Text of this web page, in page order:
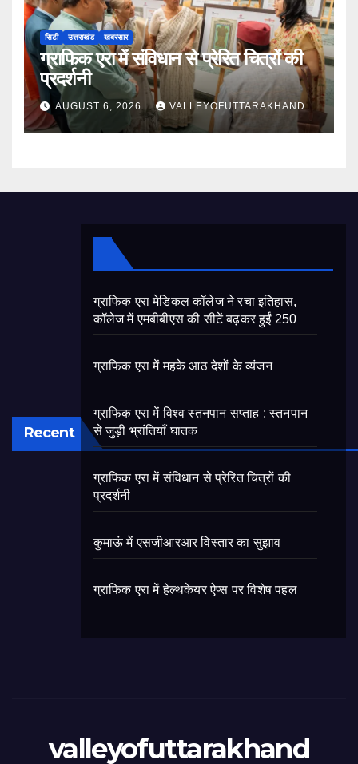
सिटी उत्तराखंड खबरसार
ग्राफिक एरा में संविधान से प्रेरित चित्रों की
प्रदर्शनी
AUGUST 6, 2026 VALLEYOFUTTARAKHAND
Recent
ग्राफिक एरा मेडिकल कॉलेज ने रचा इतिहास,
कॉलेज में एमबीबीएस की सीटें बढ़कर हुईं 250
ग्राफिक एरा में महके आठ देशों के व्यंजन
ग्राफिक एरा में विश्व स्तनपान सप्ताह : स्तनपान
से जुड़ी भ्रांतियाँ घातक
ग्राफिक एरा में संविधान से प्रेरित चित्रों की
प्रदर्शनी
कुमाऊं में एसजीआरआर विस्तार का सुझाव
ग्राफिक एरा में हेल्थकेयर ऐप्स पर विशेष पहल
valleyofuttarakhand